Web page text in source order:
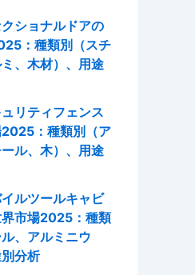
ショナルドアの
：種類別（スチ
、木材）、用途
リティフェンス
：種類別（ア
ル、木）、用途
ルツールキャビ
市場2025：種類
、アルミニウ
分析